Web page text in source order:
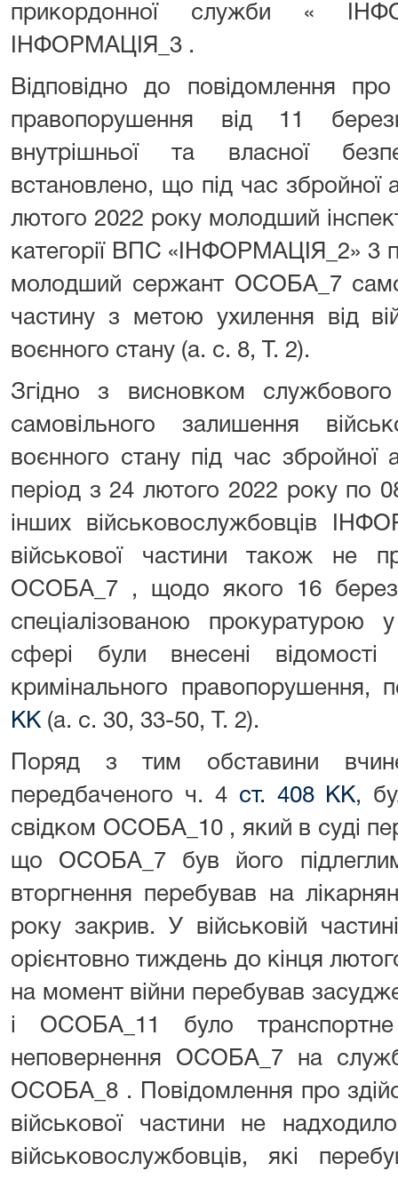
прикордонної служби «
ІНФОРМАЦІЯ_3 .
Відповідно до повідомлення
правопорушення від 11
внутрішньої та власної
встановлено, що під час збройної
лютого 2022 року молодший
категорії ВПС «ІНФОРМАЦІЯ_2» 3
молодший сержант ОСОБА_7
частину з метою ухилення від
воєнного стану (а. с. 8, Т. 2).
Згідно з висновком
самовільного залишення
воєнного стану під час збройної
період з 24 лютого 2022 року по
інших військовослужбовців
військової частини також не
ОСОБА_7 , щодо якого 16
спеціалізованою прокуратурою
сфері були внесені
кримінального правопорушення,
КК(а. с. 30, 33-50, Т. 2).
Поряд з тим обставини
передбаченого ч. 4 ст. 408 КК,
свідком ОСОБА_10 , який в суді
що ОСОБА_7 був його
вторгнення перебував на
року закрив. У військовій
орієнтовно тиждень до кінця
на момент війни перебував
і ОСОБА_11 було
неповернення ОСОБА_7 на
ОСОБА_8 . Повідомлення про
військової частини не
військовослужбовців, які